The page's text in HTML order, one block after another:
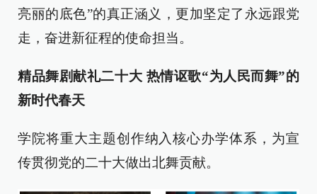
亮丽的底色”的真正涵义，更加坚定了永远跟党
走，奋进新征程的使命担当。
精品舞剧献礼二十大 热情讴歌“为人民而舞”的
新时代春天
学院将重大主题创作纳入核心办学体系，为宣
传贯彻党的二十大做出北舞贡献。